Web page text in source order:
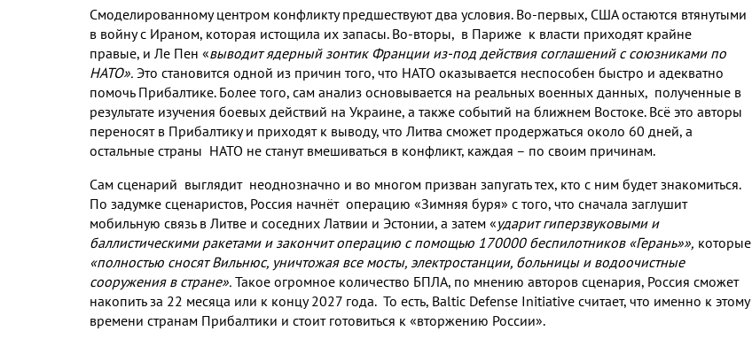
Смоделированному центром конфликту предшествуют два условия. Во-первых, США остаются втянутыми
в войну с Ираном, которая истощила их запасы. Во-вторы, в Париже к власти приходят крайне
правые, и Ле Пен «выводит ядерный зонтик Франции из-под действия соглашений с союзниками по
НАТО». Это становится одной из причин того, что НАТО оказывается неспособен быстро и адекватно
помочь Прибалтике. Более того, сам анализ основывается на реальных военных данных, полученные в
результате изучения боевых действий на Украине, а также событий на ближнем Востоке. Всё это авторы
переносят в Прибалтику и приходят к выводу, что Литва сможет продержаться около 60 дней, а
остальные страны НАТО не станут вмешиваться в конфликт, каждая – по своим причинам.
Сам сценарий выглядит неоднозначно и во многом призван запугать тех, кто с ним будет знакомиться.
По задумке сценаристов, Россия начнёт операцию «Зимняя буря» с того, что сначала заглушит
мобильную связь в Литве и соседних Латвии и Эстонии, а затем «ударит гиперзвуковыми и
баллистическими ракетами и закончит операцию с помощью 170000 беспилотников «Герань»», которые
«полностью сносят Вильнюс, уничтожая все мосты, электростанции, больницы и водоочистные
сооружения в стране». Такое огромное количество БПЛА, по мнению авторов сценария, Россия сможет
накопить за 22 месяца или к концу2027 года. То есть, Baltic Defense Initiative считает, что именно к этому
времени странам Прибалтики и стоит готовиться к «вторжению России».